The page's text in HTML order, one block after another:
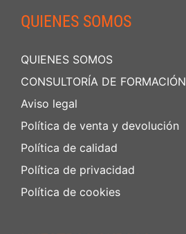
QUIENES SOMOS
QUIENES SOMOS
CONSULTORÍA DE FORMACIÓN
Aviso legal
Política de venta y devolución
Política de calidad
Política de privacidad
Política de cookies